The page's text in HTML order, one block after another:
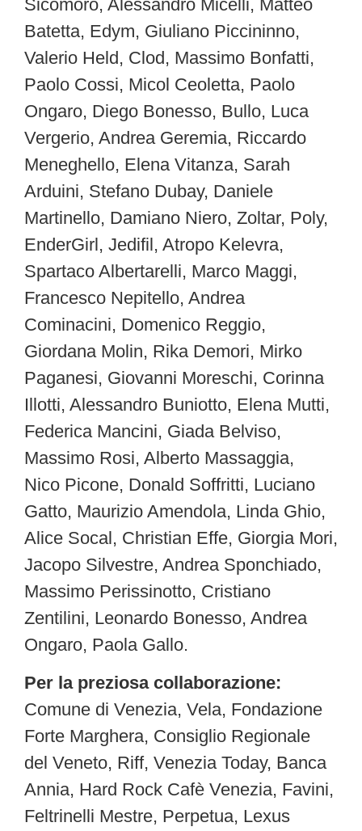
Sicomoro, Alessandro Micelli, Matteo
Batetta, Edym, Giuliano Piccininno,
Valerio Held, Clod, Massimo Bonfatti,
Paolo Cossi, Micol Ceoletta, Paolo
Ongaro, Diego Bonesso, Bullo, Luca
Vergerio, Andrea Geremia, Riccardo
Meneghello, Elena Vitanza, Sarah
Arduini, Stefano Dubay, Daniele
Martinello, Damiano Niero, Zoltar, Poly,
EnderGirl, Jedifil, Atropo Kelevra,
Spartaco Albertarelli, Marco Maggi,
Francesco Nepitello, Andrea
Cominacini, Domenico Reggio,
Giordana Molin, Rika Demori, Mirko
Paganesi, Giovanni Moreschi, Corinna
Illotti, Alessandro Buniotto, Elena Mutti,
Federica Mancini, Giada Belviso,
Massimo Rosi, Alberto Massaggia,
Nico Picone, Donald Soffritti, Luciano
Gatto, Maurizio Amendola, Linda Ghio,
Alice Socal, Christian Effe, Giorgia Mori,
Jacopo Silvestre, Andrea Sponchiado,
Massimo Perissinotto, Cristiano
Zentilini, Leonardo Bonesso, Andrea
Ongaro, Paola Gallo.
Per la preziosa collaborazione:
Comune di Venezia, Vela, Fondazione
Forte Marghera, Consiglio Regionale
del Veneto, Riff, Venezia Today, Banca
Annia, Hard Rock Cafè Venezia, Favini,
Feltrinelli Mestre, Perpetua, Lexus